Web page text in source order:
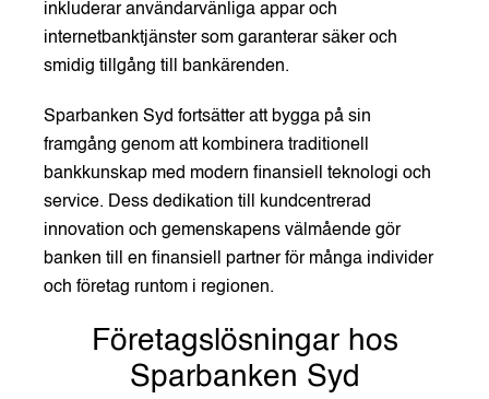
inkluderar användarvänliga appar och
internetbanktjänster som garanterar säker och
smidig tillgång till bankärenden.
Sparbanken Syd fortsätter att bygga på sin
framgång genom att kombinera traditionell
bankkunskap med modern finansiell teknologi och
service. Dess dedikation till kundcentrerad
innovation och gemenskapens välmående gör
banken till en finansiell partner för många individer
och företag runtom i regionen.
Företagslösningar hos
Sparbanken Syd